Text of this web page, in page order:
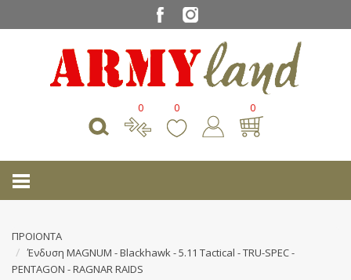
0 0 0
ΠΡΟΙΟΝΤΑ
Ένδυση MAGNUM - Blackhawk - 5.11 Tactical - ΤRU-SPEC -
PENTAGON - RAGNAR RAIDS